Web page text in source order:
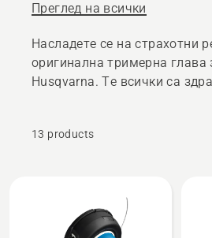
Преглед на всички
Насладете се на страхотни
оригинална тримерна глава
Husqvarna. Те всички са
13 products